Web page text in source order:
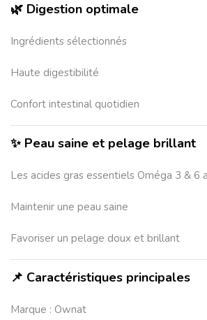
🌿 Digestion optimale
Ingrédients sélectionnés
Haute digestibilité
Confort intestinal quotidien
✨ Peau saine et pelage brillant
Les acides gras essentiels Oméga 3 & 6
Maintenir une peau saine
Favoriser un pelage doux et brillant
📌 Caractéristiques principales
Marque : Ownat